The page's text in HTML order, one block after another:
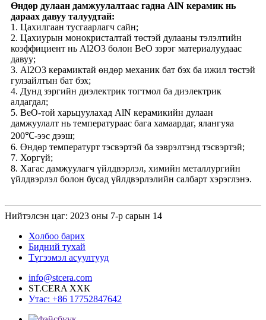
Өндөр дулаан дамжуулалтаас гадна AlN керамик нь
дараах давуу талуудтай:
1. Цахилгаан тусгаарлагч сайн;
2. Цахиурын монокристалтай төстэй дулааны тэлэлтийн
коэффициент нь Al2O3 болон BeO зэрэг материалуудаас
давуу;
3. Al2O3 керамиктай өндөр механик бат бэх ба ижил төстэй
гулзайлтын бат бэх;
4. Дунд зэргийн диэлектрик тогтмол ба диэлектрик
алдагдал;
5. BeO-той харьцуулахад AlN керамикийн дулаан
дамжуулалт нь температураас бага хамаардаг, ялангуяа
200℃-ээс дээш;
6. Өндөр температурт тэсвэртэй ба зэврэлтэнд тэсвэртэй;
7. Хоргүй;
8. Хагас дамжуулагч үйлдвэрлэл, химийн металлургийн
үйлдвэрлэл болон бусад үйлдвэрлэлийн салбарт хэрэглэнэ.
Нийтэлсэн цаг: 2023 оны 7-р сарын 14
Холбоо барих
Бидний тухай
Түгээмэл асуултууд
info@stcera.com
ST.CERA ХХК
Утас: +86 17752847642